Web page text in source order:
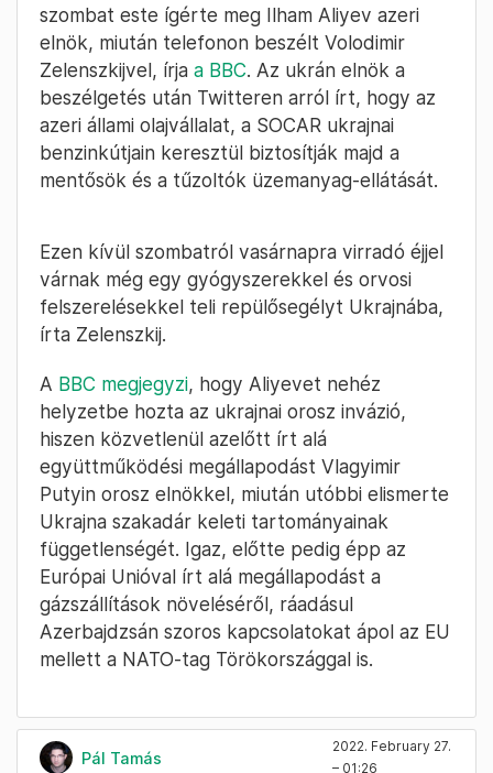
Körömi Csongor
2022. February 27.
– 01:30
Ingyen adja az üzemanyagot
Azerbajdzsán az ukrán mentőknek és
tűzoltóknak
ukrán mentőknek és tűzoltóknak – ezt
szombat este ígérte meg Ilham Aliyev azeri
elnök, miután telefonon beszélt Volodimir
Zelenszkijvel, írja
azeri állami olajvállalat, a SOCAR ukrajnai
benzinkútjain keresztül biztosítják majd a
mentősök és a tűzoltók üzemanyag-ellátását.
Ezen kívül szombatról vasárnapra virradó éjjel
várnak még egy gyógyszerekkel és orvosi
felszerelésekkel teli repülősegélyt Ukrajnába,
írta Zelenszkij.
ABBC megjegyzi, hogy Aliyevet nehéz
helyzetbe hozta az ukrajnai orosz invázió,
együttműködési megállapodást Vlagyimir
Putyin orosz elnökkel, miután utóbbi elismerte